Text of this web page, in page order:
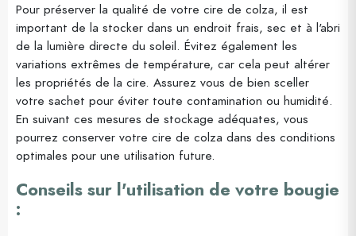
Pour préserver la qualité de votre cire de colza, il est
important de la stocker dans un endroit frais, sec et à l'abri
de la lumière directe du soleil. Évitez également les
variations extrêmes de température, car cela peut altérer
les propriétés de la cire. Assurez vous de bien sceller
votre sachet pour éviter toute contamination ou humidité.
En suivant ces mesures de stockage adéquates, vous
pourrez conserver votre cire de colza dans des conditions
optimales pour une utilisation future.
Conseils sur l'utilisation de votre bougie
: